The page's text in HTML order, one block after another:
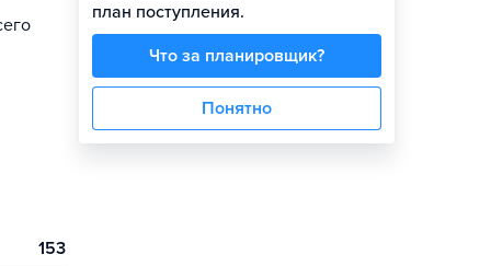
153
план поступления.
Что за планировщик?
Понятно